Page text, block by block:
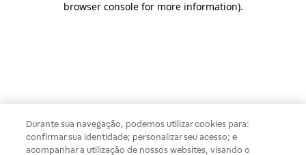
browser console for more information).
Durante sua navegação, podemos utilizar cookies para:
confirmar sua identidade; personalizar seu acesso; e
acompanhar a utilização de nossos websites, visando o